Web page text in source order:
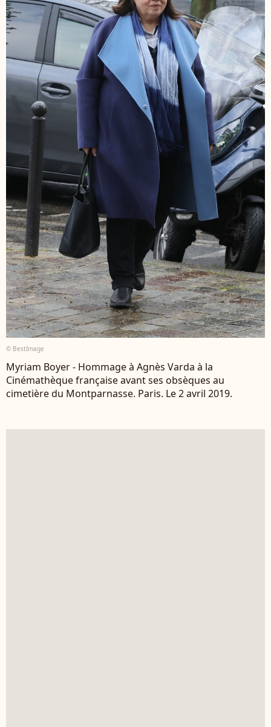
© BestImage
Myriam Boyer - Hommage à Agnès Varda à la
Cinémathèque française avant ses obsèques au
cimetière du Montparnasse. Paris. Le 2 avril 2019.